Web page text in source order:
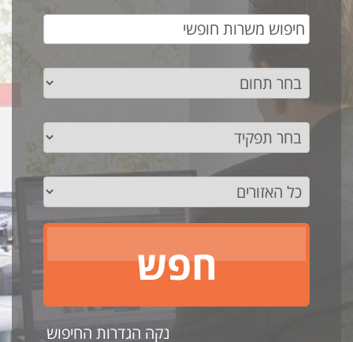
נקה הגדרות החיפוש